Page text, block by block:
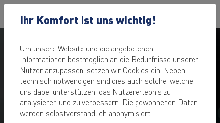
Ihr Komfort ist uns wichtig!
Um unsere Website und die angebotenen
Informationen bestmöglich an die Bedürfnisse unserer
Nutzer anzupassen, setzen wir Cookies ein. Neben
technisch notwendigen sind dies auch solche, welche
uns dabei unterstützen, das Nutzererlebnis zu
analysieren und zu verbessern. Die gewonnenen Daten
werden selbstverständlich anonymisiert!